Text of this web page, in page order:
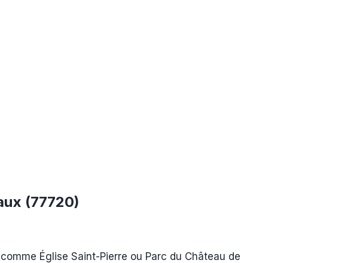
(77720)
Église Saint-Pierre ou Parc du Château de